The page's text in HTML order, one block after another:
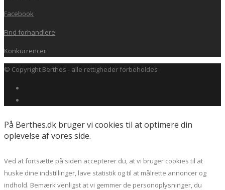
Facebook
Find forhandlere
Konkurrencer
© Copyright Berthes - alle rettigheder forbeholdes
På Berthes.dk bruger vi cookies til at optimere din
oplevelse af vores side.
Ved at fortsætte på siden accepterer du, at vi bruger cookies til at
huske dine indstillinger, lave statistik og til at målrette annoncer og
indhold. Bemærk venligst at vi gemmer de personoplysninger, du